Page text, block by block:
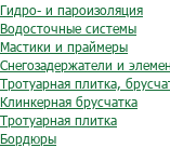
Гидро- и пароизоляция
Водосточные системы
Мастики и праймеры
Снегозадержатели и
Тротуарная плитка,
Клинкерная брусчатка
Тротуарная плитка
Бордюры